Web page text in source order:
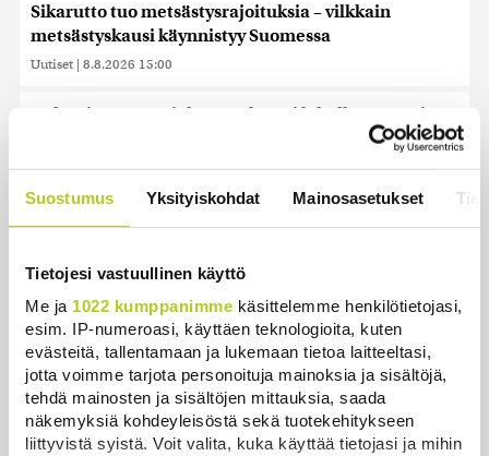
Suostumus Yksityiskohdat Mainosasetukset
Tietojesi vastuullinen käyttö
Me ja 1022 kumppanimme käsittelemme henkilötietojasi,
esim. IP-numeroasi, käyttäen teknologioita, kuten
evästeitä, tallentamaan ja lukemaan tietoa laitteeltasi,
jotta voimme tarjota personoituja mainoksia ja sisältöjä,
tehdä mainosten ja sisältöjen mittauksia, saada
näkemyksiä kohdeyleisöstä sekä tuotekehitykseen
liittyvistä syistä. Voit valita, kuka käyttää tietojasi ja mihin
Sikarutto tuo metsästysrajoituksia – vilkkain
metsästyskausi käynnistyy Suomessa
Uutiset | 8.8.2026 15:00
Bulgariassa on räjähtänyt drooni lähellä Romanian
Uutiset | 8.8.2026 14:40
Ursa on myynyt ennätysmäärän pimennyslaseja
auringonpimennyksen edellä
Uutiset | 8.8.2026 11:31
Suomessa näkyy keskiviikkona osittainen
auringonpimennys
Uutiset 8.8.2026 11:30